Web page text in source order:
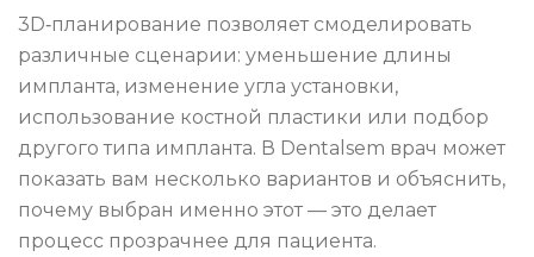
3D‑планирование позволяет смоделировать
различные сценарии: уменьшение длины
импланта, изменение угла установки,
использование костной пластики или подбор
другого типа импланта. В Dentalsem врач может
показать вам несколько вариантов и объяснить,
почему выбран именно этот — это делает
процесс прозрачнее для пациента.